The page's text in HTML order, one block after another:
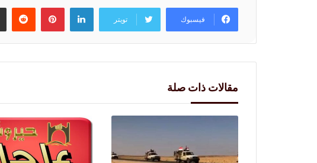
فيسبوك تويتر
لينكدإنبينتيريست
‏Reddit
مقالات ذات صلة